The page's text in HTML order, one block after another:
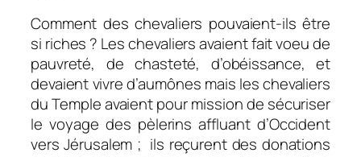
Comment des chevaliers pouvaient-ils être
si riches ? Les chevaliers avaient fait voeu de
pauvreté, de chasteté, d’obéissance, et
devaient vivre d’aumônes mais les chevaliers
du Temple avaient pour mission de sécuriser
le voyage des pèlerins affluant d’Occident
vers Jérusalem ; ils reçurent des donations